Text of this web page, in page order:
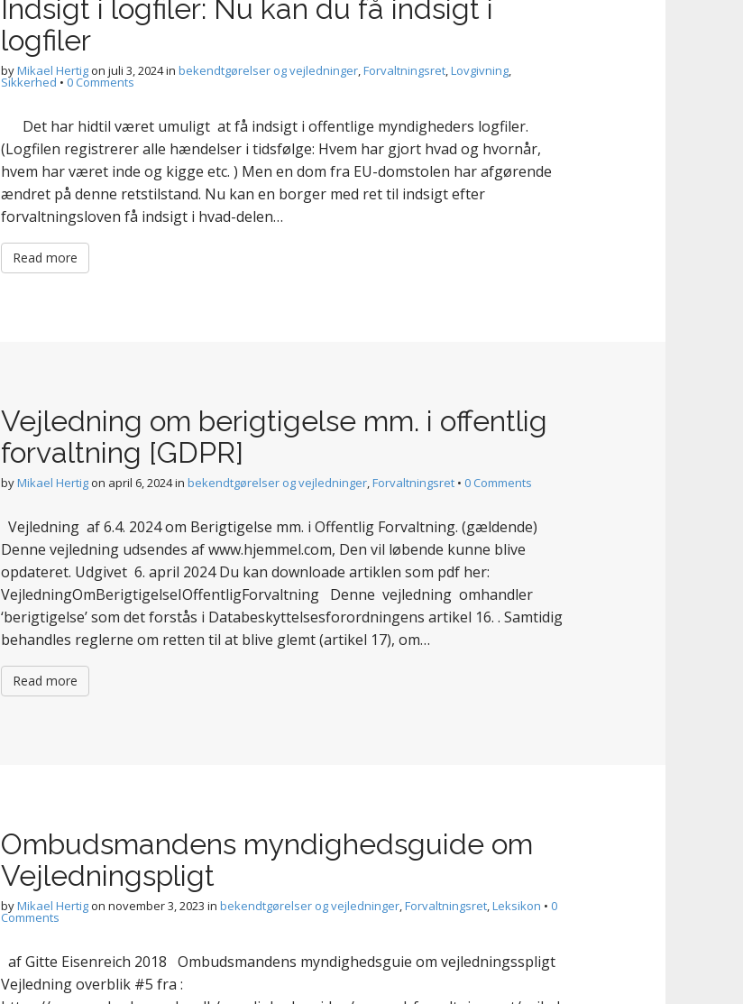
Indsigt i logfiler: Nu kan du få indsigt i
logfiler
byMikael Hertigon juli 3, 2024in bekendtgørelser og vejledninger,Forvaltningsret,Lovgivning,
Sikkerhed • 0 Comments
Det har hidtil været umuligt at få indsigt i offentlige myndigheders logfiler.
(Logfilen registrerer alle hændelser i tidsfølge: Hvem har gjort hvad og hvornår,
hvem har været inde og kigge etc. ) Men en dom fra EU-domstolen har afgørende
ændret på denne retstilstand. Nu kan en borger med ret til indsigt efter
forvaltningsloven få indsigt i hvad-delen…
Read more
Vejledning om berigtigelse mm. i offentlig
forvaltning [GDPR]
byMikael Hertigon april 6, 2024in bekendtgørelser og vejledninger,Forvaltningsret • 0 Comments
Vejledning af 6.4. 2024 om Berigtigelse mm. i Offentlig Forvaltning. (gældende)
Denne vejledning udsendes af www.hjemmel.com, Den vil løbende kunne blive
opdateret. Udgivet 6. april 2024 Du kan downloade artiklen som pdf her:
VejledningOmBerigtigelseIOffentligForvaltning Denne vejledning omhandler
‘berigtigelse’ som det forstås i Databeskyttelsesforordningens artikel 16. . Samtidig
behandles reglerne om retten til at blive glemt (artikel 17), om…
Read more
Ombudsmandens myndighedsguide om
Vejledningspligt
byMikael Hertigon november 3, 2023 in bekendtgørelser og vejledninger,Forvaltningsret,Leksikon • 0
Comments
af Gitte Eisenreich 2018 Ombudsmandens myndighedsguie om vejledningsspligt
Vejledning overblik #5 fra :